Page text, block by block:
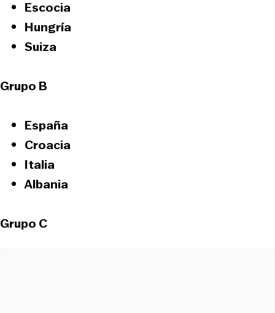
Escocia
Hungría
Suiza
Grupo B
España
Croacia
Italia
Albania
Grupo C